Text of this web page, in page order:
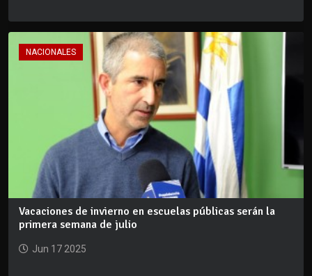
NACIONALES
Vacaciones de invierno en escuelas públicas serán la
primera semana de julio
Jun 17 2025